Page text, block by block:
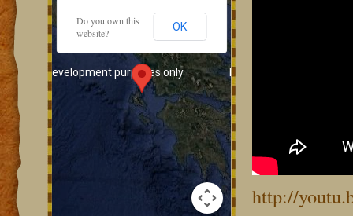
For development purposes only For development
Do you own this
website?
OK
http://